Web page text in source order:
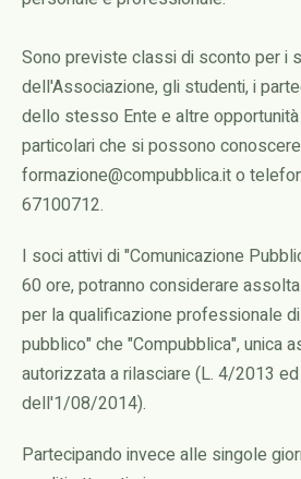
Sono previste classi di sconto per i
dell'Associazione, gli studenti, i
dello stesso Ente e altre
particolari che si possono
formazione@compubblica.it o
67100712.
I soci attivi di "Comunicazione
60 ore, potranno considerare
per la qualificazione professionale
pubblico" che "Compubblica", unica
autorizzata a rilasciare (L. 4/2013
dell'1/08/2014).
Partecipando invece alle singole